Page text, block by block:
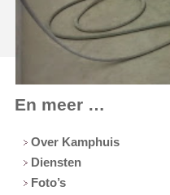
En meer …
Over Kamphuis
Diensten
Foto’s